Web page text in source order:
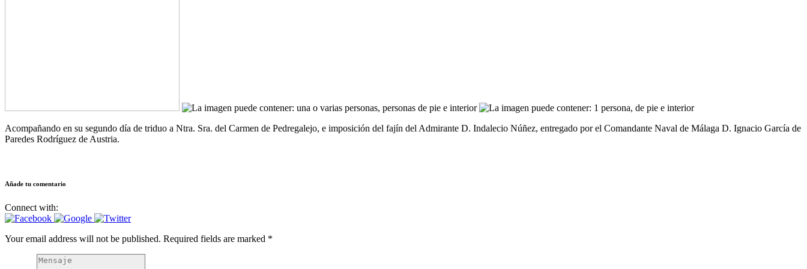
Acompañando en su segundo día de triduo a Ntra. Sra. del Carmen de Pedregalejo, e imposición del fajín del Admirante D. Indalecio Núñez, entregado por el Comandante Naval de Málaga D. Ignacio García de
Paredes Rodríguez de Austria.
Añade tu comentario
Connect with:
Your email address will not be published. Required fields are marked *